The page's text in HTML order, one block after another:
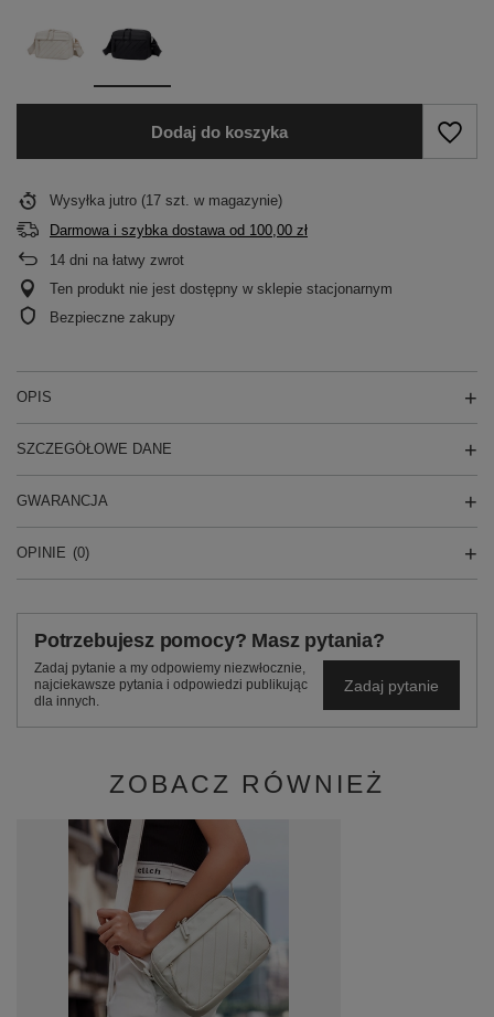
Dodaj do koszyka
Wysyłka jutro (17 szt. w magazynie)
Darmowa i szybka dostawa od 100,00 zł
14 dni na łatwy zwrot
Ten produkt nie jest dostępny w sklepie stacjonarnym
Bezpieczne zakupy
OPIS
SZCZEGÓŁOWE DANE
GWARANCJA
OPINIE (0)
Potrzebujesz pomocy? Masz pytania?
Zadaj pytanie a my odpowiemy niezwłocznie,
najciekawsze pytania i odpowiedzi publikując
dla innych.
Zadaj pytanie
ZOBACZ RÓWNIEŻ